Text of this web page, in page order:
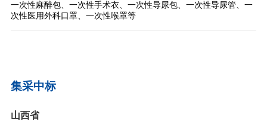
一次性麻醉包、一次性手术衣、一次性导尿包、一次性导尿管、一
次性医用外科口罩、一次性喉罩等
集采中标
山西省